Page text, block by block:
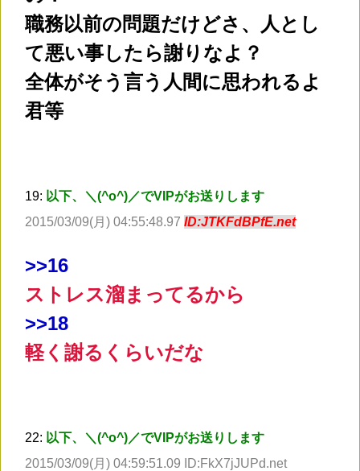
職務以前の問題だけどさ、人とし
て悪い事したら謝りなよ？
全体がそう言う人間に思われるよ
君等
19: 以下、＼(^o^)／でVIPがお送りします
2015/03/09(月) 04:55:48.97 ID:JTKFdBPfE.net
>>16
ストレス溜まってるから
>>18
軽く謝るくらいだな
22: 以下、＼(^o^)／でVIPがお送りします
2015/03/09(月) 04:59:51.09 ID:FkX7jJUPd.net